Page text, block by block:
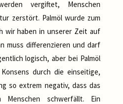
vergiftet, Menschen
zerstört. Palmöl wurde zum
wir haben in unserer Zeit auf
muss differenzieren und darf
logisch, aber bei Palmöl
durch die einseitige,
so extrem negativ, dass das
schwerfällt. Ein